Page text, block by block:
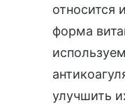
относится
форма
улучшить